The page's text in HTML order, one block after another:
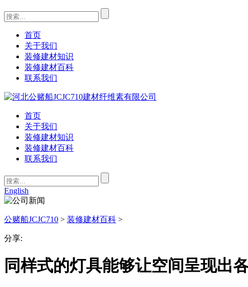
首页
关于我们
装修建材知识
装修建材百科
联系我们
首页
关于我们
装修建材知识
装修建材百科
联系我们
English
公赌船JCJC710 > 装修建材百科 >
分享:
同样式的灯具能够让空间呈现出